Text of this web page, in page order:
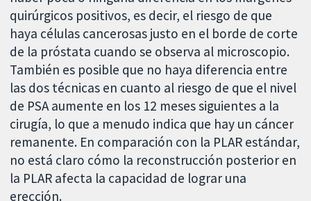
quirúrgicos positivos, es decir, el riesgo de que
haya células cancerosas justo en el borde de corte
de la próstata cuando se observa al microscopio.
También es posible que no haya diferencia entre
las dos técnicas en cuanto al riesgo de que el nivel
de PSA aumente en los 12 meses siguientes a la
cirugía, lo que a menudo indica que hay un cáncer
remanente. En comparación con la PLAR estándar,
no está claro cómo la reconstrucción posterior en
la PLAR afecta la capacidad de lograr una
erección.